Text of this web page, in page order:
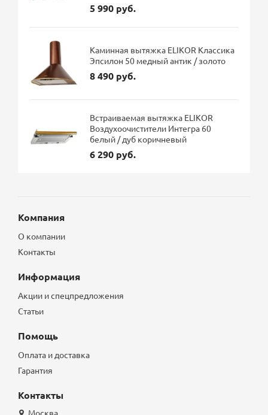
5 990 руб.
Каминная вытяжка ELIKOR Классика
Эпсилон 50 медный антик / золото
8 490 руб.
Встраиваемая вытяжка ELIKOR
Воздухоочистители Интегра 60
белый / дуб коричневый
6 290 руб.
Компания
О компании
Контакты
Информация
Акции и спецпредложения
Статьи
Помощь
Оплата и доставка
Гарантия
Контакты
Москва